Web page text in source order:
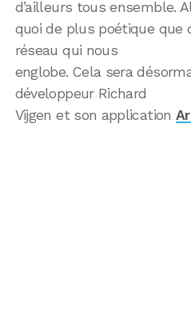
d’ailleurs tous ensemble.
quoi de plus poétique que
réseau qui nous
englobe. Cela sera
développeur Richard
Vijgen et son application